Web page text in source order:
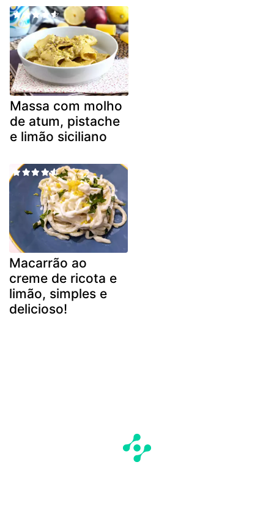
Massa com molho
de atum, pistache
e limão siciliano
Macarrão ao
creme de ricota e
limão, simples e
delicioso!